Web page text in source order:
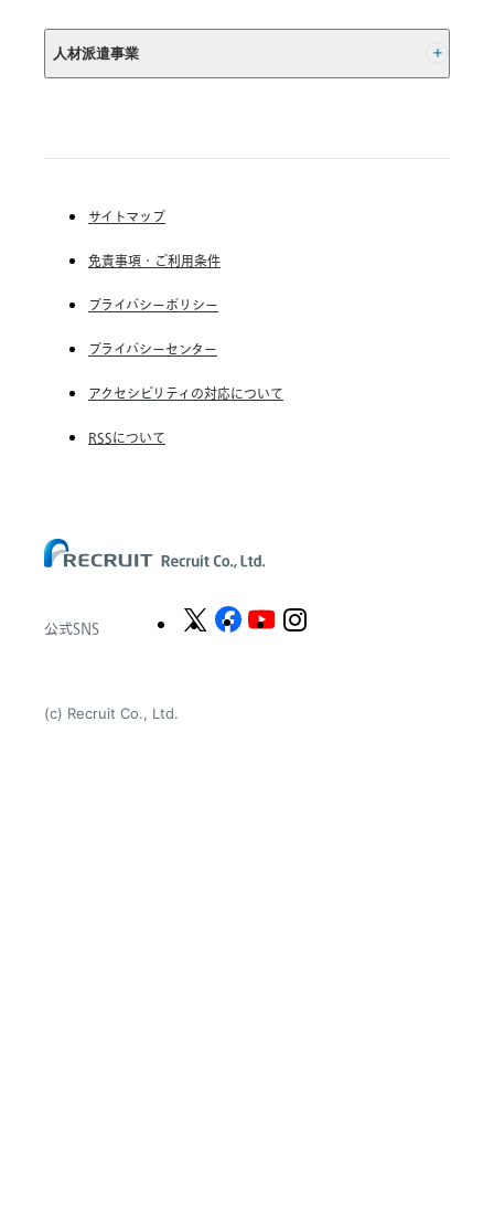
算
定
し
び
(株) インディードリクルートパートナーズ
(株) インディードリクルートテクノロジーズ
人材派遣事業
RGF Staffing France SAS
RGF Staffing Germany GmbH
RGF Staffing the Netherlands B.V.
Unique NV
(c) Recruit Co., Ltd.
公式SNS
サイトマップ
免責事項・ご利用条件
プライバシーポリシー
プライバシーセンター
アクセシビリティの対応について
RSSについて